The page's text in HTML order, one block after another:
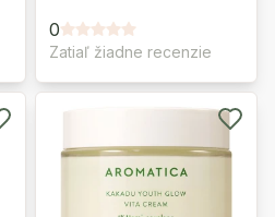
0
Zatiaľ žiadne recenzie